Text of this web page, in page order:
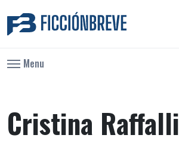
Menu
Cristina Raffalli